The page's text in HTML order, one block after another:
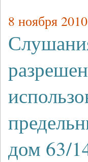
8 ноября
дом 63/